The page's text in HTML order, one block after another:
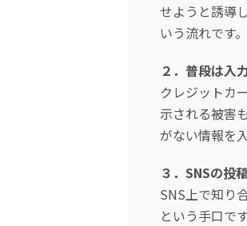
せようと誘導
いう流れです。
２．普段は入
クレジットカ
示される被害
がない情報を
３．SNSの投
SNS上で知り
という手口で